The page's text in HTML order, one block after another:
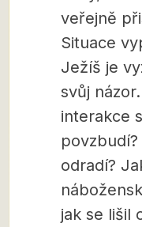
veřejně
Situace
Ježíš je
svůj
interakce
odradí?
jak se lišil